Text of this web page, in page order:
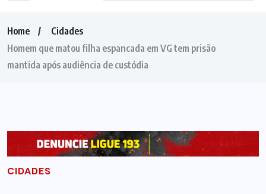
Home
Cidades
Homem que matou filha espancada em VG tem prisão
mantida após audiência de custódia
CIDADES